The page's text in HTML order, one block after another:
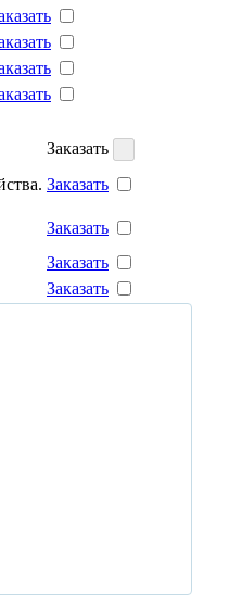
Заказать
Заказать
Заказать
Заказать
Заказать